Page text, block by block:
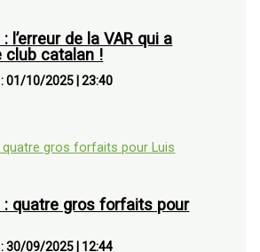
l’erreur de la VAR qui a
club catalan !
:01/10/2025 |23:40
: quatre gros forfaits pour
:30/09/2025 12:44